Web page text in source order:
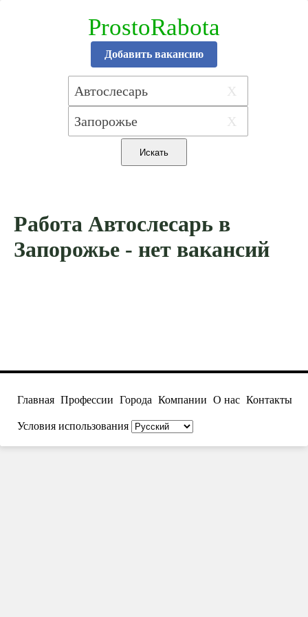
ProstoRabota
Добавить вакансию
X
X
Работа Автослесарь в
Запорожье - нет вакансий
Главная Профессии Города Компании О нас Контакты
Условия использования